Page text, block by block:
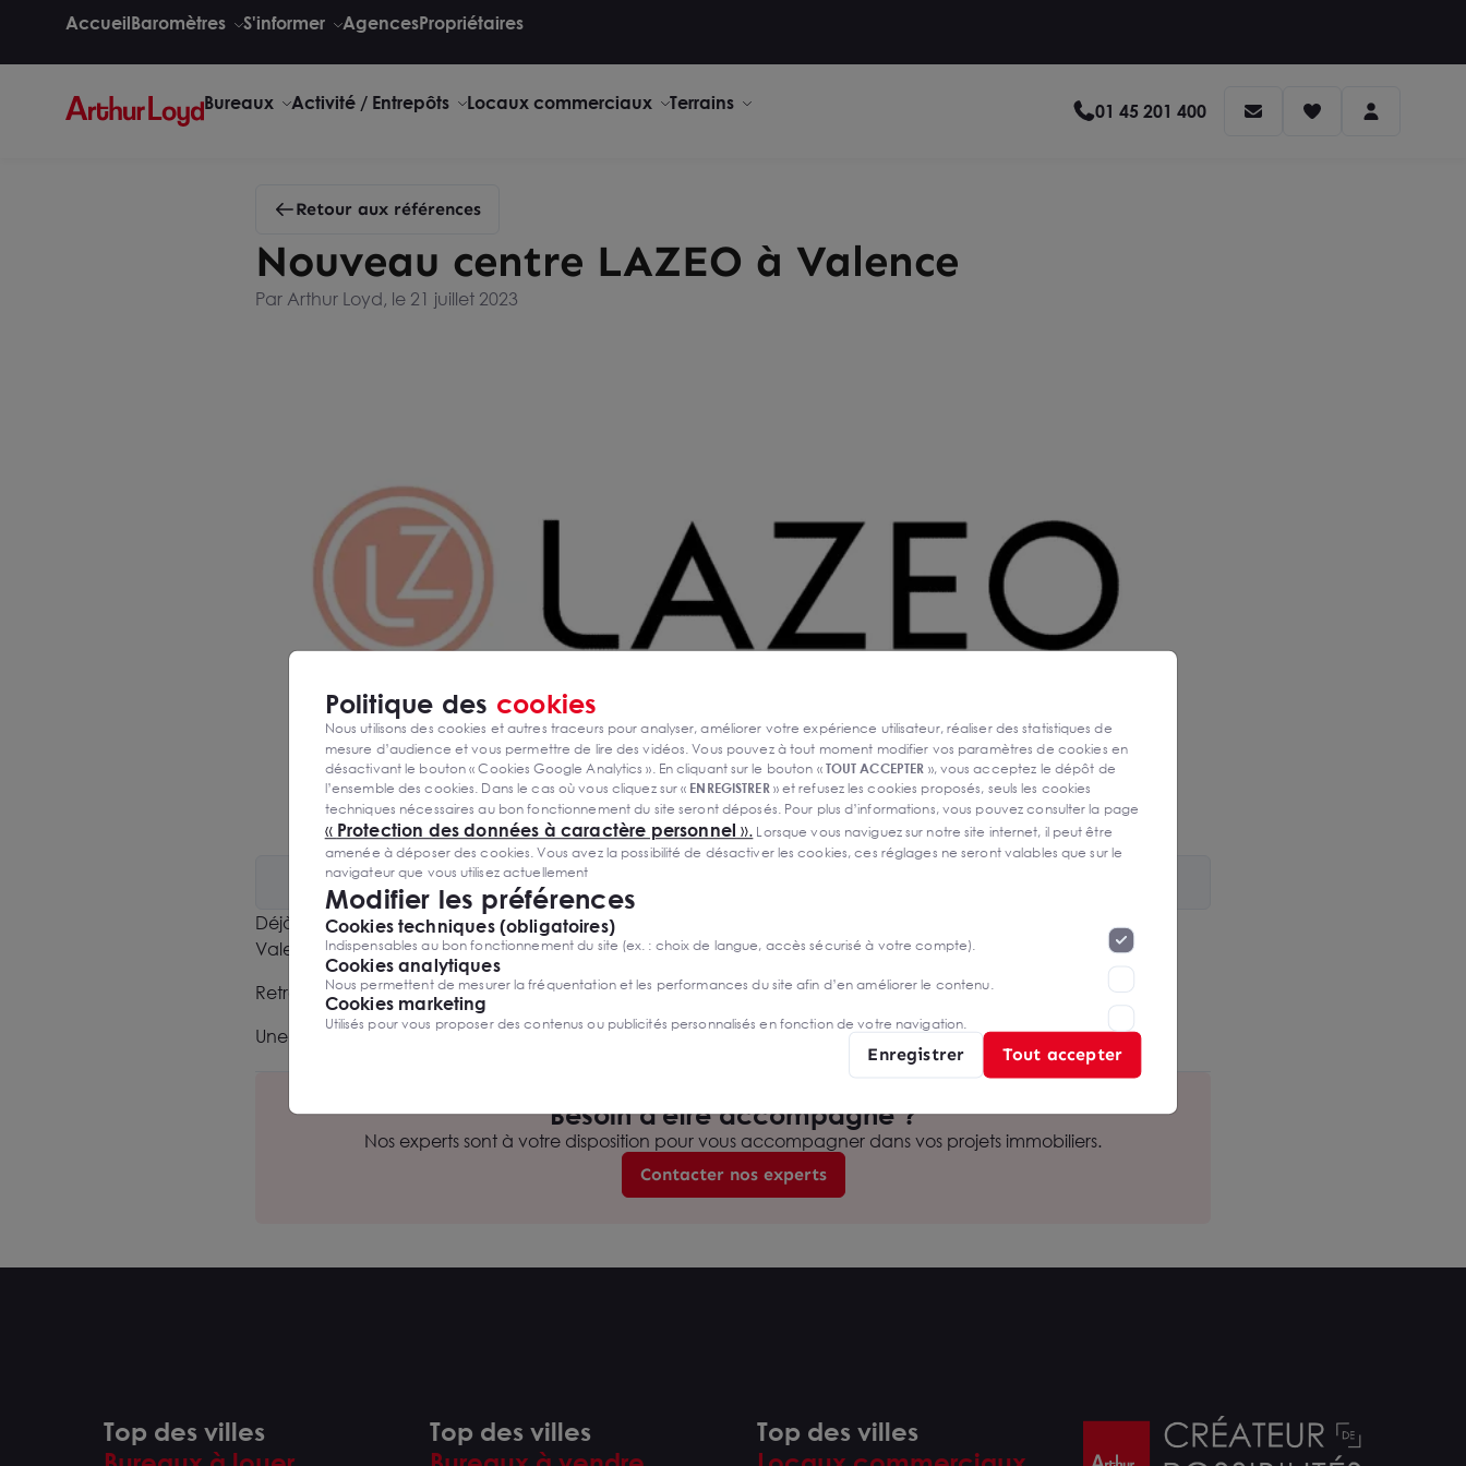
AccueilBaromètres S'informer AgencesPropriétaires
Bureaux Activité / Entrepôts Locaux commerciaux Terrains 01 45 201 400
Retour aux références
Nouveau centre LAZEO à Valence
Par Arthur Loyd, le 21 juillet 2023
Déjà fortement implanté en France avec 140 centres, LAZEO a fait le choix stratégique de venir s'implanter à
Valence.
Retrouvez le centre au 49 avenue Victor Hugo
Une transaction réalisée par Manuel Jamakorzian, consultant Commerce pour Arthur Loyd Valence
Besoin d'être accompagné ?
Nos experts sont à votre disposition pour vous accompagner dans vos projets immobiliers.
Contacter nos experts
Top des villes
Top des villes
Top des villes
Politique des cookies
Nous utilisons des cookies et autres traceurs pour analyser, améliorer votre expérience utilisateur, réaliser des statistiques de
mesure d’audience et vous permettre de lire des vidéos. Vous pouvez à tout moment modifier vos paramètres de cookies en
désactivant le bouton « Cookies Google Analytics ». En cliquant sur le bouton «TOUT ACCEPTER », vous acceptez le dépôt de
l’ensemble des cookies. Dans le cas où vous cliquez sur « ENREGISTRER» et refusez les cookies proposés, seuls les cookies
techniques nécessaires au bon fonctionnement du site seront déposés. Pour plus d’informations, vous pouvez consulter la page
« Protection des données à caractère personnel ». Lorsque vous naviguez sur notre site internet, il peut être
amenée à déposer des cookies. Vous avez la possibilité de désactiver les cookies, ces réglages ne seront valables que sur le
navigateur que vous utilisez actuellement
Modifier les préférences
Cookies techniques (obligatoires)
Indispensables au bon fonctionnement du site (ex. : choix de langue, accès sécurisé à votre compte).
Cookies analytiques
Nous permettent de mesurer la fréquentation et les performances du site afin d’en améliorer le contenu.
Cookies marketing
Utilisés pour vous proposer des contenus ou publicités personnalisés en fonction de votre navigation.
Enregistrer Tout accepter